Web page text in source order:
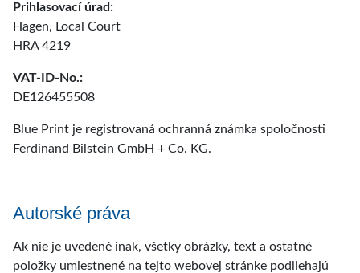
Prihlasovací úrad:
Hagen, Local Court
HRA 4219
VAT-ID-No.:
DE126455508
Blue Print je registrovaná ochranná známka spoločnosti
Ferdinand Bilstein GmbH + Co. KG.
Autorské práva
Ak nie je uvedené inak, všetky obrázky, text a ostatné
položky umiestnené na tejto webovej stránke podliehajú